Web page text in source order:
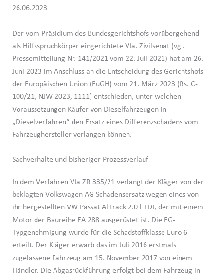
26.06.2023
Der vom Präsidium des Bundesgerichtshofs vorübergehend
als Hilfsspruchkörper eingerichtete VIa. Zivilsenat (vgl.
Pressemitteilung Nr. 141/2021 vom 22. Juli 2021) hat am 26.
Juni 2023 im Anschluss an die Entscheidung des Gerichtshofs
der Europäischen Union (EuGH) vom 21. März 2023 (Rs. C-
100/21, NJW 2023, 1111) entschieden, unter welchen
Voraussetzungen Käufer von Dieselfahrzeugen in
„Dieselverfahren“ den Ersatz eines Differenzschadens vom
Fahrzeughersteller verlangen können.
Sachverhalte und bisheriger Prozessverlauf
In dem Verfahren VIa ZR 335/21 verlangt der Kläger von der
beklagten Volkswagen AG Schadensersatz wegen eines von
ihr hergestellten VW Passat Alltrack 2.0 l TDI, der mit einem
Motor der Baureihe EA 288 ausgerüstet ist. Die EG-
Typgenehmigung wurde für die Schadstoffklasse Euro 6
erteilt. Der Kläger erwarb das im Juli 2016 erstmals
zugelassene Fahrzeug am 15. November 2017 von einem
Händler. Die Abgasrückführung erfolgt bei dem Fahrzeug in